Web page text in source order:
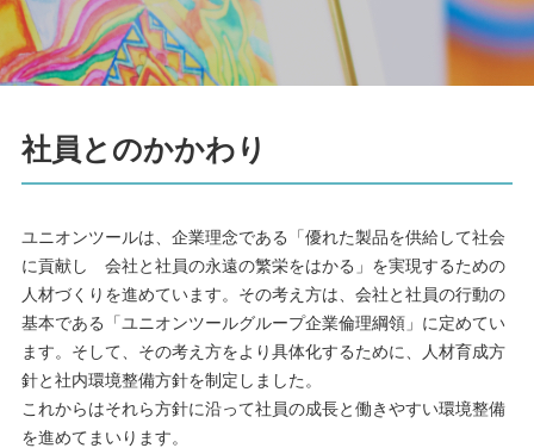
社員とのかかわり
ユニオンツールは、企業理念である「優れた製品を供給して社会
に貢献し 会社と社員の永遠の繁栄をはかる」を実現するための
人材づくりを進めています。その考え方は、会社と社員の行動の
基本である「ユニオンツールグループ企業倫理綱領」に定めてい
ます。そして、その考え方をより具体化するために、人材育成方
針と社内環境整備方針を制定しました。
これからはそれら方針に沿って社員の成長と働きやすい環境整備
を進めてまいります。